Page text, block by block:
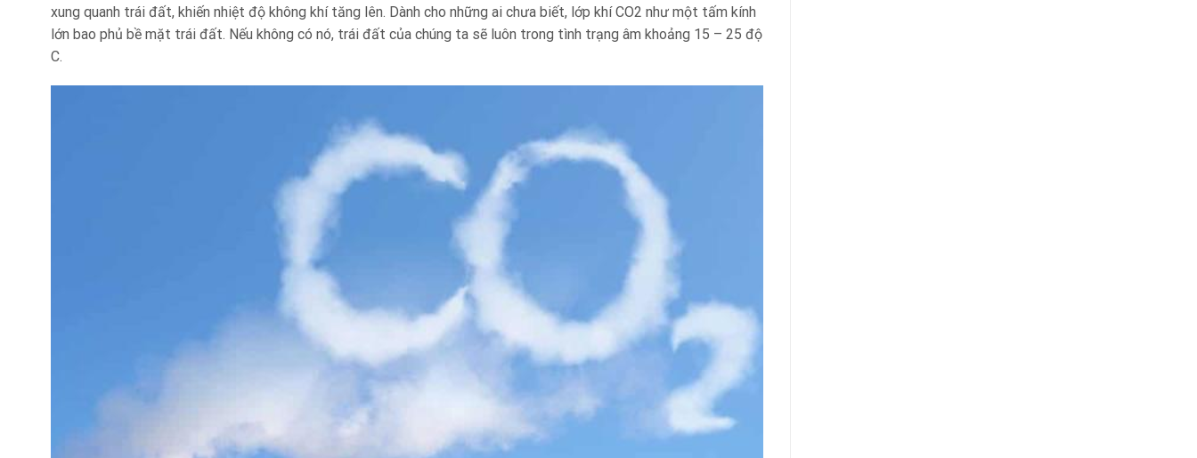
xung quanh trái đất, khiến nhiệt độ không khí tăng lên. Dành cho những ai chưa biết, lớp khí CO2 như một tấm kính
lớn bao phủ bề mặt trái đất. Nếu không có nó, trái đất của chúng ta sẽ luôn trong tình trạng âm khoảng 15 – 25 độ
C.